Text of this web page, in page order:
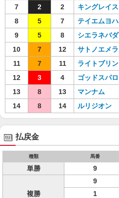
7
2 2 キングレイ
8
5 7 テイエムヨ
9
5 8 シエラネバダ
10
7 12 サトノエメ
11
7 11 ライトブリ
12
3 4 ゴッドスパ
13
8 13 マンナム
14
8 14 ルリジオン
払戻金
種類 馬番
単勝 9
複勝
9
1